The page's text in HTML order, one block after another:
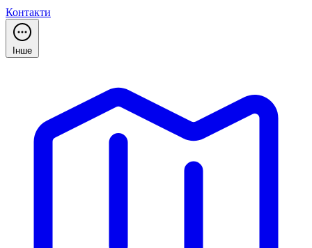
Контакти
Інше